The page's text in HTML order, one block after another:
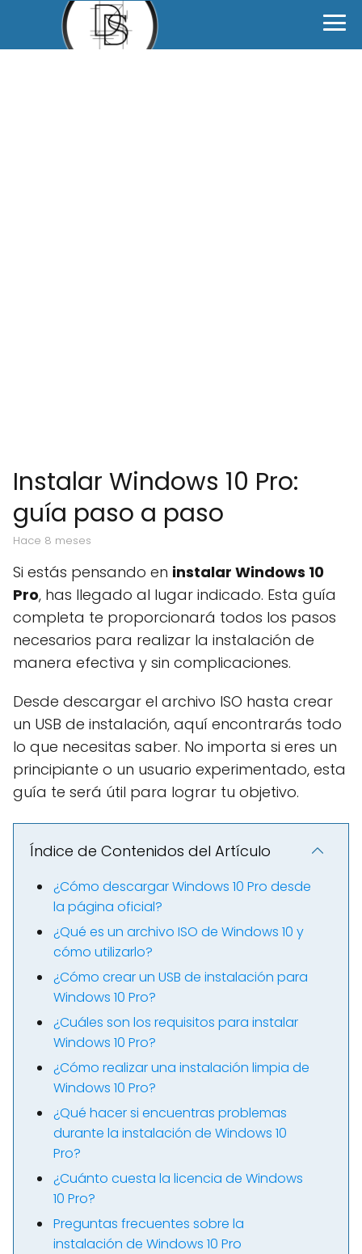
Instalar Windows 10 Pro:
guía paso a paso
hace 8 meses
Si estás pensando en instalar Windows 10
Pro, has llegado al lugar indicado. Esta guía
completa te proporcionará todos los pasos
necesarios para realizar la instalación de
manera efectiva y sin complicaciones.
Desde descargar el archivo ISO hasta crear
un USB de instalación, aquí encontrarás todo
lo que necesitas saber. No importa si eres un
principiante o un usuario experimentado, esta
guía te será útil para lograr tu objetivo.
Índice de Contenidos del Artículo
¿Cómo descargar Windows 10 Pro desde
la página oficial?
¿Qué es un archivo ISO de Windows 10 y
cómo utilizarlo?
¿Cómo crear un USB de instalación para
Windows 10 Pro?
¿Cuáles son los requisitos para instalar
Windows 10 Pro?
¿Cómo realizar una instalación limpia de
Windows 10 Pro?
¿Qué hacer si encuentras problemas
durante la instalación de Windows 10
Pro?
¿Cuánto cuesta la licencia de Windows
10 Pro?
Preguntas frecuentes sobre la
instalación de Windows 10 Pro